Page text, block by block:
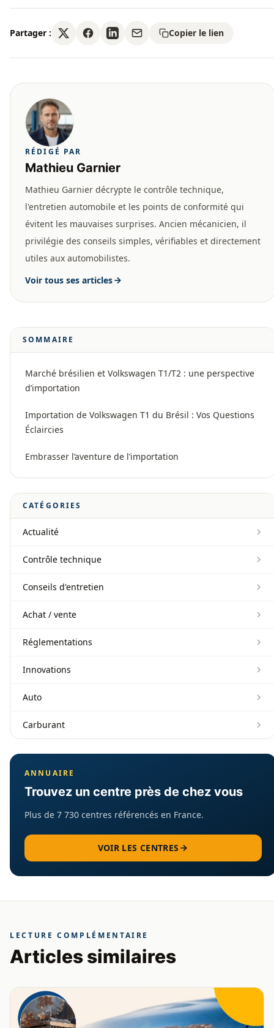
Partager : Copier le lien
RÉDIGÉ PAR
Mathieu Garnier
Mathieu Garnier décrypte le contrôle technique,
l'entretien automobile et les points de conformité qui
évitent les mauvaises surprises. Ancien mécanicien, il
privilégie des conseils simples, vérifiables et directement
utiles aux automobilistes.
Voir tous ses articles
SOMMAIRE
Marché brésilien et Volkswagen T1/T2 : une perspective
d’importation
Importation de Volkswagen T1 du Brésil : Vos Questions
Éclaircies
Embrasser l’aventure de l’importation
CATÉGORIES
Actualité
Contrôle technique
Conseils d'entretien
Achat / vente
Réglementations
Innovations
Auto
Carburant
ANNUAIRE
Trouvez un centre près de chez vous
Plus de 7 730 centres référencés en France.
VOIR LES CENTRES
LECTURE COMPLÉMENTAIRE
Articles similaires